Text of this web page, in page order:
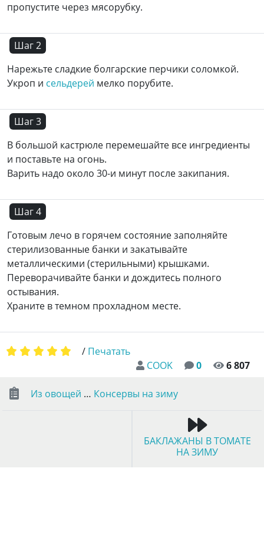
пропустите через мясорубку.
Шаг 2
Нарежьте сладкие болгарские перчики соломкой.
Укроп и сельдерей мелко порубите.
Шаг 3
В большой кастрюле перемешайте все ингредиенты
и поставьте на огонь.
Варить надо около 30-и минут после закипания.
Шаг 4
Готовым лечо в горячем состояние заполняйте
стерилизованные банки и закатывайте
металлическими (стерильными) крышками.
Переворачивайте банки и дождитесь полного
остывания.
Храните в темном прохладном месте.
COOK 0 6 807
/ Печатать
Из овощей … Консервы на зиму
БАКЛАЖАНЫ В ТОМАТЕ
НА ЗИМУ